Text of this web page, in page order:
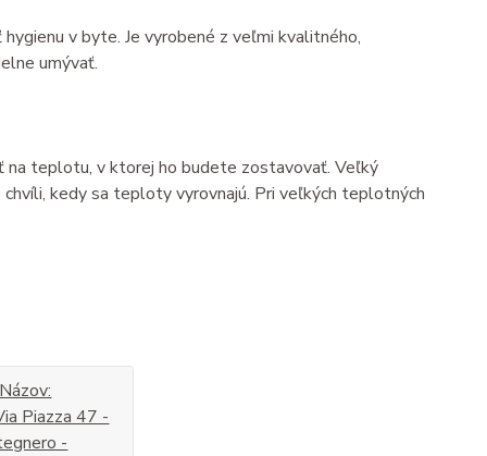
v byte. Je vyrobené z veľmi kvalitného,
umývať.
na teplotu, v ktorej ho budete zostavovať. Veľký
kedy sa teploty vyrovnajú. Pri veľkých teplotných
Piazza 47 -
-